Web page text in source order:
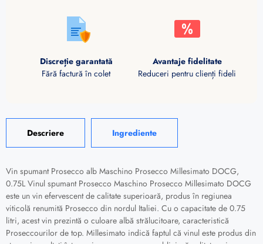
Discreție garantată
Fără factură în colet
Avantaje fidelitate
Reduceri pentru clienți fideli
Descriere Ingrediente
Vin spumant Prosecco alb Maschino Prosecco Millesimato DOCG,
0.75L Vinul spumant Prosecco Maschino Prosecco Millesimato DOCG
este un vin efervescent de calitate superioară, produs în regiunea
viticolă renumită Prosecco din nordul Italiei. Cu o capacitate de 0.75
litri, acest vin prezintă o culoare albă strălucitoare, caracteristică
Proseccourilor de top. Millesimato indică faptul că vinul este produs din